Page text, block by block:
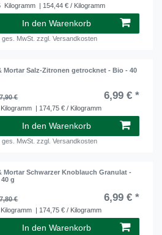
Kilogramm | 154,44 € / Kilogramm
In den Warenkorb
ges. MwSt. zzgl.Versandkosten
Mortar Salz-Zitronen getrocknet - Bio - 40
€ 6,99 € *
Kilogramm | 174,75 € / Kilogramm
In den Warenkorb
ges. MwSt. zzgl.Versandkosten
Mortar Schwarzer Knoblauch Granulat -
g
€ 6,99 € *
Kilogramm | 174,75 € / Kilogramm
In den Warenkorb